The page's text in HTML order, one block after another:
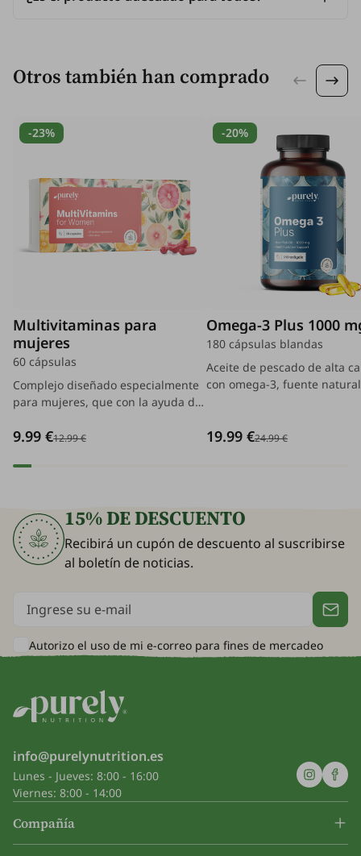
Otros también han comprado
-23%
Multivitaminas para
mujeres
60 cápsulas
Complejo diseñado especialmente
para mujeres, que con la ayuda de
su piel, cabello, uñas y sistema
interior.
9.99 €12.99 €
-20%
Omega-3 Plus 1000
180 cápsulas blandas
Aceite de pescado de alta
con omega-3, fuente
el cuerpo del estrés
19.99 €24.99 €
15% DE DESCUENTO
Recibirá un cupón de descuento al suscribirse
al boletín de noticias.
Autorizo el uso de mi e-correo para fines de mercadeo
info@purelynutrition.es
Lunes - Jueves: 8:00 - 16:00
Viernes: 8:00 - 14:00
Compañía